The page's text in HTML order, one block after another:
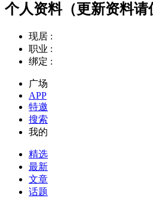
个人资料（更新资料请
现居 :
职业 :
绑定 :
广场
APP
特邀
搜索
我的
精选
最新
文章
话题